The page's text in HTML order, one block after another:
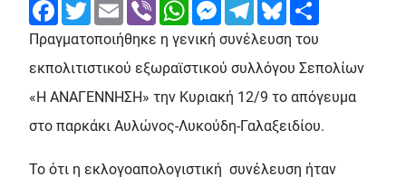
FacebookTwitterEmail Viber WhatsAppMessengerTelegramBluesky
Πραγματοποιήθηκε η γενική συνέλευση του
εκπολιτιστικού εξωραϊστικού συλλόγου Σεπολίων
«Η ΑΝΑΓΕΝΝΗΣΗ» την Κυριακή 12/9 το απόγευμα
στο παρκάκι Αυλώνος-Λυκούδη-Γαλαξειδίου.
Το ότι η εκλογοαπολογιστική συνέλευση ήταν